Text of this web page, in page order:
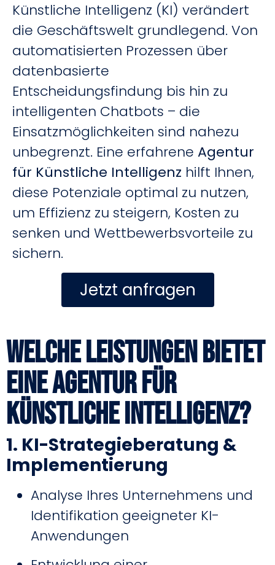
Künstliche Intelligenz (KI) verändert
die Geschäftswelt grundlegend. Von
automatisierten Prozessen über
datenbasierte
Entscheidungsfindung bis hin zu
intelligenten Chatbots – die
Einsatzmöglichkeiten sind nahezu
unbegrenzt. Eine erfahrene Agentur
für Künstliche Intelligenz hilft Ihnen,
diese Potenziale optimal zu nutzen,
um Effizienz zu steigern, Kosten zu
senken und Wettbewerbsvorteile zu
sichern.
Jetzt anfragen
Welche Leistungen bietet
eine Agentur für
Künstliche Intelligenz?
1. KI-Strategieberatung &
Implementierung
Analyse Ihres Unternehmens und
Identifikation geeigneter KI-
Anwendungen